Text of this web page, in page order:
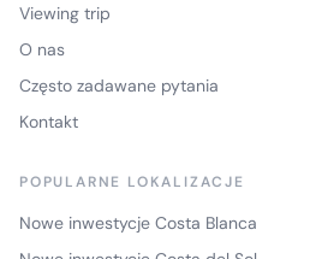
Viewing trip
O nas
Często zadawane pytania
Kontakt
POPULARNE LOKALIZACJE
Nowe inwestycje Costa Blanca